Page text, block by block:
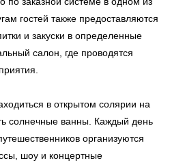
гостей также предоставляются
и закуски в определенные
салон, где проводятся
в открытом солярии на
солнечные ванны. Каждый день
организуются
шоу и концертные